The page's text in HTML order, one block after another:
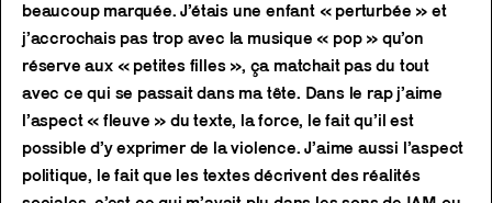
beaucoup marquée. J’étais une enfant « perturbée » et
j’accrochais pas trop avec la musique « pop » qu’on
réserve aux « petites filles », ça matchait pas du tout
avec ce qui se passait dans ma tête. Dans le rap j’aime
l’aspect « fleuve » du texte, la force, le fait qu’il est
possible d’y exprimer de la violence. J’aime aussi l’aspect
politique, le fait que les textes décrivent des réalités